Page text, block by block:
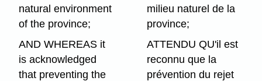
natural environment
of the province;
AND WHEREAS it
is acknowledged
that preventing the
milieu naturel de la
province;
ATTENDU QU'il est
reconnu que la
prévention du rejet